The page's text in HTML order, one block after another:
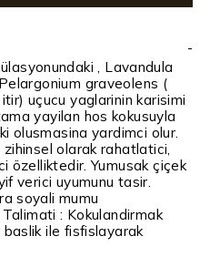
-
, Lavandula
graveolens (
uçucu yaglarinin karisimi
yayilan hos kokusuyla
olusmasina yardimci olur.
olarak rahatlatici,
özelliktedir. Yumusak çiçek
verici uyumunu tasir.
soyali mumu
: Kokulandirmak
ile fisfislayarak